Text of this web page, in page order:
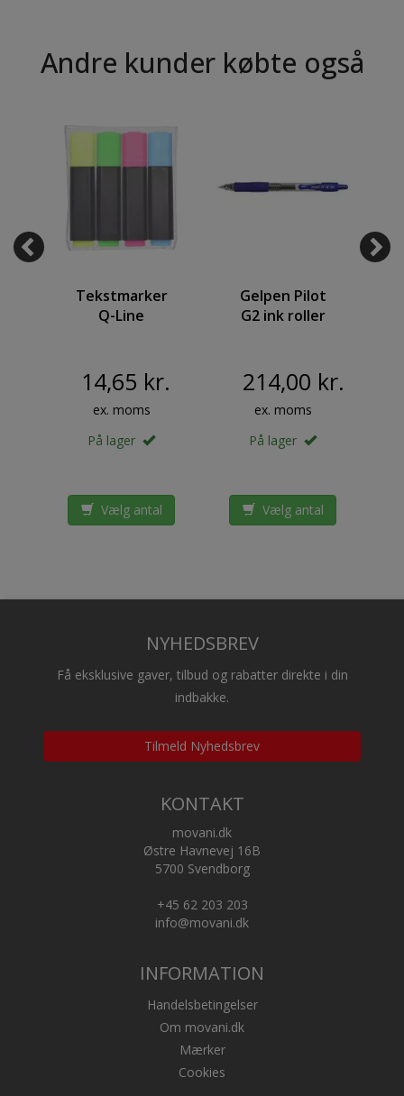
Andre kunder købte også
Tekstmarker
Q-Line
14,65 kr.
ex. moms
På lager
Vælg antal
Gelpen Pilot
G2 ink roller
20stk
214,00 kr.
ex. moms
På lager
Vælg antal
NYHEDSBREV
Få eksklusive gaver, tilbud og rabatter direkte i din
indbakke.
Tilmeld Nyhedsbrev
KONTAKT
movani.dk
Østre Havnevej 16B
5700 Svendborg
+45 62 203 203
info@movani.dk
INFORMATION
Handelsbetingelser
Om movani.dk
Mærker
Cookies